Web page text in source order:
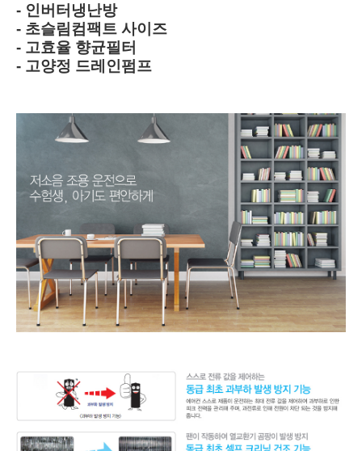
- 인버터냉난방
- 초슬림컴팩트 사이즈
- 고효율 향균필터
- 고양정 드레인펌프